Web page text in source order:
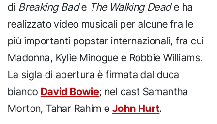
di Breaking Bade The Walking Deade ha
realizzato video musicali per alcune fra le
più importanti popstar internazionali, fra cui
Madonna, Kylie Minogue e Robbie Williams.
La sigla di apertura è firmata dal duca
bianco David Bowie; nel cast Samantha
Morton, Tahar Rahim e John Hurt.